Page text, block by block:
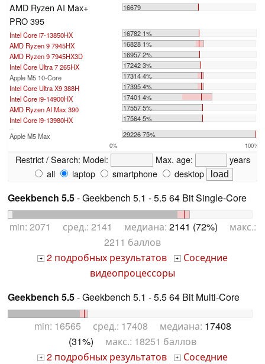
AMD Ryzen AI Max+
PRO 395
16679
Intel Core i7-13850HX
16782 1%
AMD Ryzen 9 7945HX
16828 1%
AMD Ryzen 9 7945HX3D
16957 2%
Intel Core Ultra 7 265HX
17242 3%
Apple M5 10-Core
17314 4%
Intel Core Ultra X9 388H
17395 4%
Intel Core i9-14900HX
17401 4%
AMD Ryzen AI Max 390
17557 5%
Intel Core i9-13980HX
17564 5%
...
Apple M5 Max 29226 75%
0% 100%
Restrict / Search: Model: Max. age:
years
all
laptop smartphone desktop
Geekbench 5.5- Geekbench 5.1 - 5.5 64 Bit Single-Core
min: 2071 сред.: 2141 медиана: 2141 (72%) макс.:
2211 баллов
+ 2 подробных результатов + Соседние
видеопроцессоры
Geekbench 5.5- Geekbench 5.1 - 5.5 64 Bit Multi-Core
min: 16565 сред.: 17408 медиана: 17408
(31%) макс.: 18251 баллов
+ 2 подробных результатов + Соседние